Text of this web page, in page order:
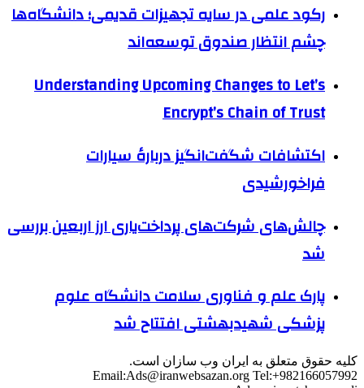
رکود علمی در سایه تجهیزات قدیمی؛ دانشگاه‌ها
چشم انتظار صندوق توسعه‌اند
Understanding Upcoming Changes to Let’s
Encrypt’s Chain of Trust
اکتشافات شگفت‌انگیز دربارهٔ سیارات
فراخورشیدی
چالش‌های شرکت‌های پرداخت‌یاری ارز اربعین بررسی
شد
پارک علم و فناوری سلامت دانشگاه علوم
پزشکی شهیدبهشتی افتتاح شد
کلیه حقوق متعلق به ایران وب سازان است.
Email:Ads@iranwebsazan.org Tel:+982166057992